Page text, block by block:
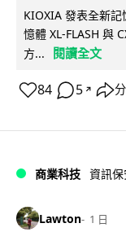
KIOXIA 發表全新
憶體 XL-FLASH 與
方...
閱讀全文
84 5 ↗
商業科技 資訊保
Lawton 1 日